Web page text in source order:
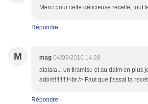
Merci pour cette délicieuse recette, tout
Répondre
M mag 04/03/2010 14:28
alalala... un tiramisu et au daim en plus
adoré!!!!!!!!!<br /> Faut que j'essai ta
Répondre